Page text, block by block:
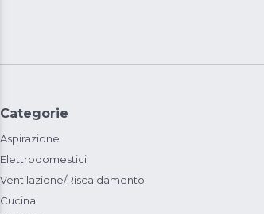
Categorie
Aspirazione
Elettrodomestici
Ventilazione/Riscaldamento
Cucina